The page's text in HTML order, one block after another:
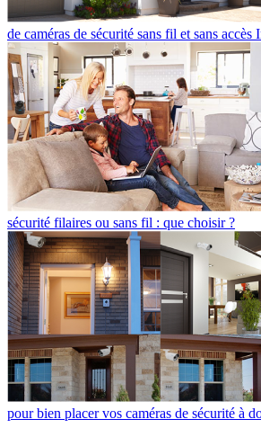
de caméras de sécurité sans fil et sans accès
sécurité filaires ou sans fil : que choisir ?
pour bien placer vos caméras de sécurité à